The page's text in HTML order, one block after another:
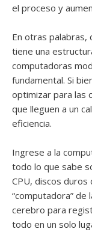
el proceso y
En otras palabras,
tiene una
computadoras
fundamental. Si
optimizar para las
que lleguen a un
eficiencia.
Ingrese a la
todo lo que sabe
CPU, discos
“computadora”
cerebro para
todo en un solo